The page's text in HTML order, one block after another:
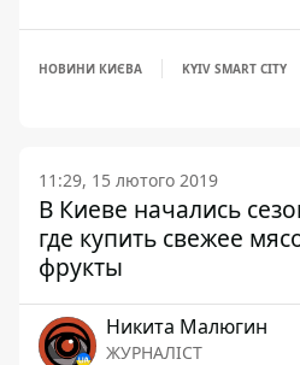
НОВИНИ КИЄВА KYIV SMART CITY
11:29, 15 лютого 2019
В Киеве начались
где купить свежее
фрукты
Никита Малюгин
ЖУРНАЛІСТ